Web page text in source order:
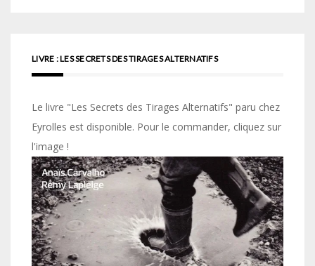
LIVRE : LES SECRETS DES TIRAGES ALTERNATIFS
Le livre "Les Secrets des Tirages Alternatifs" paru chez
Eyrolles est disponible. Pour le commander, cliquez sur
l'image !